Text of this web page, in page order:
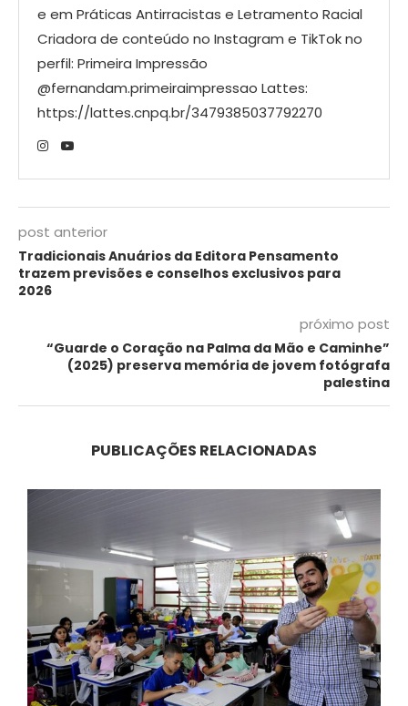
e em Práticas Antirracistas e Letramento Racial
Criadora de conteúdo no Instagram e TikTok no
perfil: Primeira Impressão
@fernandam.primeiraimpressao Lattes:
https://lattes.cnpq.br/3479385037792270
post anterior
Tradicionais Anuários da Editora Pensamento
trazem previsões e conselhos exclusivos para
2026
próximo post
“Guarde o Coração na Palma da Mão e Caminhe”
(2025) preserva memória de jovem fotógrafa
palestina
PUBLICAÇÕES RELACIONADAS